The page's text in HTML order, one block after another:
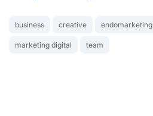
business creative endomarketing
marketing digital team